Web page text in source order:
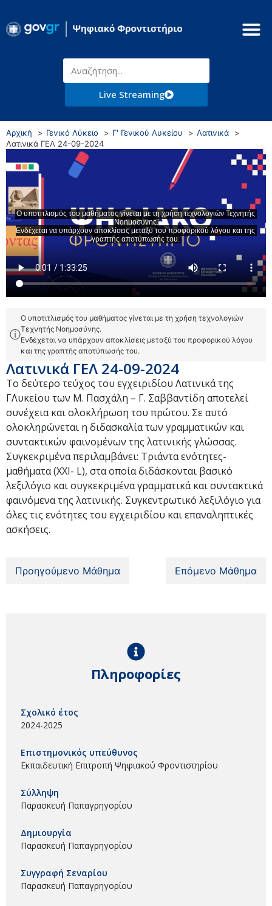
Live Streaming
Αρχική Γενικό Λύκειο Γ' Γενικού Λυκείου
Λατινικά
Λατινικά ΓΕΛ 24-09-2024
ⓘ
Ο υποτιτλισμός του μαθήματος γίνεται με τη χρήση τεχνολογιών
Τεχνητής Νοημοσύνης.
Ενδέχεται να υπάρχουν αποκλίσεις μεταξύ του προφορικού λόγου
και της γραπτής αποτύπωσής του.
Λατινικά ΓΕΛ 24-09-2024
Το δεύτερο τεύχος του εγχειριδίου Λατινικά της
Γ΄Λυκείου των Μ. Πασχάλη – Γ. Σαββαντίδη αποτελεί
συνέχεια και ολοκλήρωση του πρώτου. Σε αυτό
ολοκληρώνεται η διδασκαλία των γραμματικών και
συντακτικών φαινομένων της λατινικής γλώσσας.
Συγκεκριμένα περιλαμβάνει: Τριάντα ενότητες-
μαθήματα (XXI- L), στα οποία διδάσκονται βασικό
λεξιλόγιο και συγκεκριμένα γραμματικά και συντακτικά
φαινόμενα της λατινικής. Συγκεντρωτικό λεξιλόγιο για
όλες τις ενότητες του εγχειριδίου και επαναληπτικές
ασκήσεις.
Προηγούμενο Μάθημα Επόμενο Μάθημα
Πληροφορίες
Σχολικό έτος
2024-2025
Επιστημονικός υπεύθυνος
Εκπαιδευτική Επιτροπή Ψηφιακού Φροντιστηρίου
Σύλληψη
Παρασκευή Παπαγρηγορίου
Δημιουργία
Παρασκευή Παπαγρηγορίου
Συγγραφή Σεναρίου
Παρασκευή Παπαγρηγορίου